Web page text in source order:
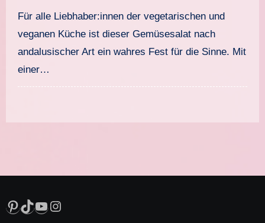
Für alle Liebhaber:innen der vegetarischen und
veganen Küche ist dieser Gemüsesalat nach
andalusischer Art ein wahres Fest für die Sinne. Mit
einer…
Pinterest
TikTok
YouTube
Instagram